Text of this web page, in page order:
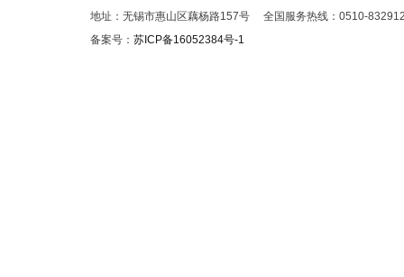
地址：无锡市惠山区藕杨路157号 全国服务热线：0510-
备案号： 苏ICP备16052384号-1